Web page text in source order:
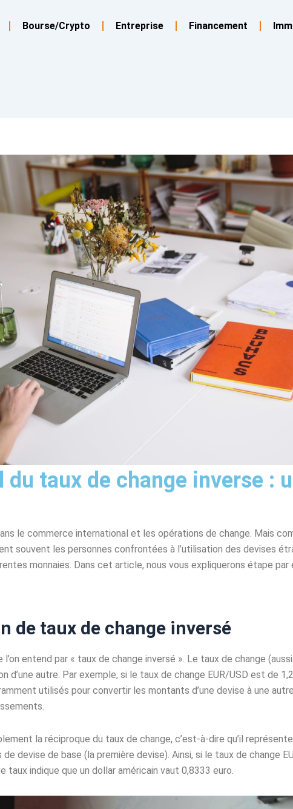
Bourse/Crypto Entreprise Financement
taux de change inverse :
le commerce international et les opérations de change. Mais
souvent les personnes confrontées à l’utilisation des devises
monnaies. Dans cet article, nous vous expliquerons étape
de taux de change inversé
entend par « taux de change inversé ». Le taux de change
d’une autre. Par exemple, si le taux de change EUR/USD est de
utilisés pour convertir les montants d’une devise à une
la réciproque du taux de change, c’est-à-dire qu’il
devise de base (la première devise). Ainsi, si le taux de change
taux indique que un dollar américain vaut 0,8333 euro.